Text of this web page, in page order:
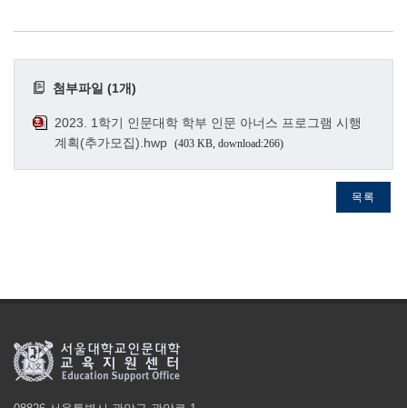
첨부파일 (1개)
2023. 1학기 인문대학 학부 인문 아너스 프로그램 시행
계획(추가모집).hwp (403 KB, download:266)
목록